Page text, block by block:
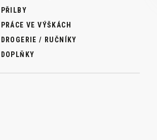
PŘILBY
PRÁCE VE VÝŠKÁCH
DROGERIE / RUČNÍKY
DOPLŇKY